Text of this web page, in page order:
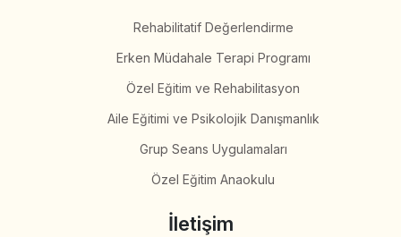
Rehabilitatif Değerlendirme
Erken Müdahale Terapi Programı
Özel Eğitim ve Rehabilitasyon
Aile Eğitimi ve Psikolojik Danışmanlık
Grup Seans Uygulamaları
Özel Eğitim Anaokulu
İletişim